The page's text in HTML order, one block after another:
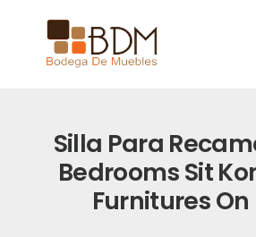
Silla Para
Bedrooms Sit
Furnitures On